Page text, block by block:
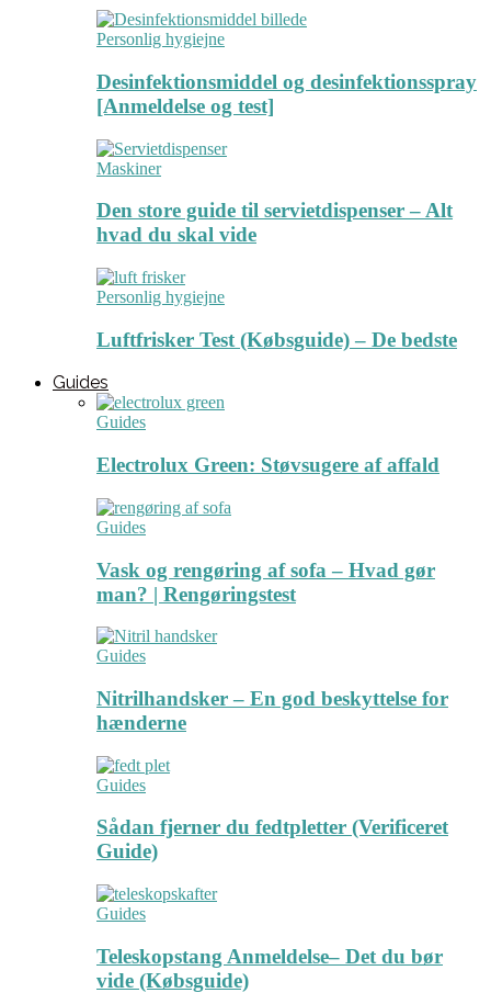
Personlig hygiejne
Desinfektionsmiddel og desinfektionsspray
[Anmeldelse og test]
Maskiner
Den store guide til servietdispenser – Alt
hvad du skal vide
Personlig hygiejne
Luftfrisker Test (Købsguide) – De bedste
Guides
Guides
Electrolux Green: Støvsugere af affald
Guides
Vask og rengøring af sofa – Hvad gør
man? | Rengøringstest
Guides
Nitrilhandsker – En god beskyttelse for
hænderne
Guides
Sådan fjerner du fedtpletter (Verificeret
Guide)
Guides
Teleskopstang Anmeldelse– Det du bør
vide (Købsguide)